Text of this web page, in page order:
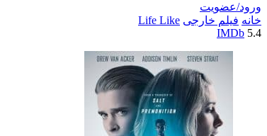
ورود/عضویت
خانه فیلم خارجی Life Like
IMDb 5.4